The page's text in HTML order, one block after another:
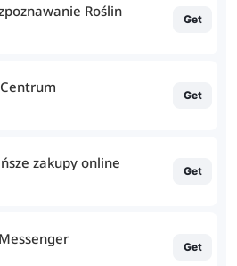
Roślin Get
Get
zakupy online Get
Get